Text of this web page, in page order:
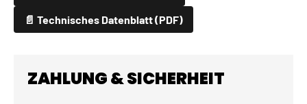
📄 Technisches Datenblatt (PDF)
ZAHLUNG & SICHERHEIT